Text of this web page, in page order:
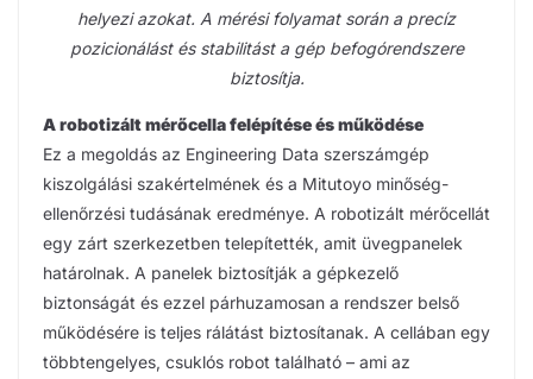
helyezi azokat. A mérési folyamat során a precíz
pozicionálást és stabilitást a gép befogórendszere
biztosítja.
A robotizált mérőcella felépítése és működése
Ez a megoldás az Engineering Data szerszámgép
kiszolgálási szakértelmének és a Mitutoyo minőség-
ellenőrzési tudásának eredménye. A robotizált mérőcellát
egy zárt szerkezetben telepítették, amit üvegpanelek
határolnak. A panelek biztosítják a gépkezelő
biztonságát és ezzel párhuzamosan a rendszer belső
működésére is teljes rálátást biztosítanak. A cellában egy
többtengelyes, csuklós robot található – ami az